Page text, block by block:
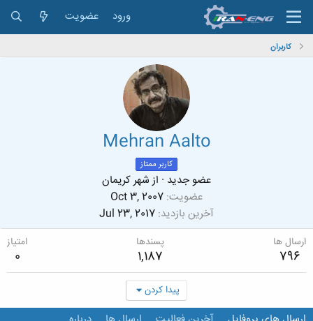
ورود عضویت
کاربران
Mehran Aalto
کاربر ممتاز
عضو جدید · از شهر کریمان
عضویت Oct 3, 2007
آخرین بازدید Jul 23, 2017
ارسال ها
796
پسندها
1,187
امتیاز
0
پیدا کردن